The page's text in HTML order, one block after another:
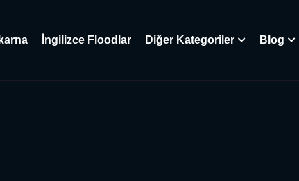
İngilizce Floodlar Diğer Kategoriler Blog